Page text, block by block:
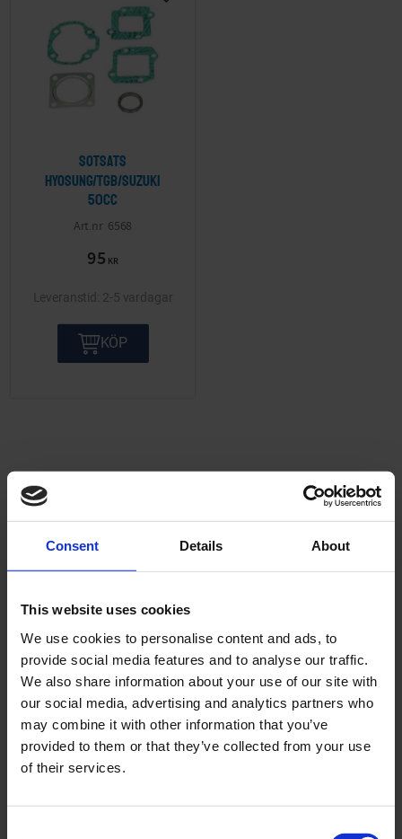
Consent Details About
This website uses cookies
We use cookies to personalise content and ads, to
provide social media features and to analyse our traffic.
We also share information about your use of our site with
our social media, advertising and analytics partners who
may combine it with other information that you’ve
provided to them or that they’ve collected from your use
of their services.
Sotsats
Hyosung/TGB/Suzuki
50cc
6568
95 KR
2-5 vardagar
KÖP
Sotsats
Hyosung/TGB/Suzuki
50cc
6568
95
Lägg till i önskelista